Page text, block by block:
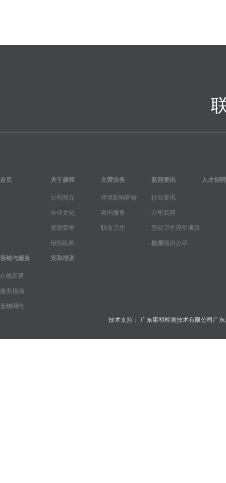
首页 关于康和
公司简介
企业文化
资质荣誉
组织机构
主营业务
环境影响评价
咨询服务
职业卫生
新闻资讯
行业资讯
公司新闻
职业卫生评价项目
公示
检测项目公示
人才招聘
营销与服务
在线留言
服务指南
营销网络
安和培训
技术支持： 广东康和检测技术有限公司 广